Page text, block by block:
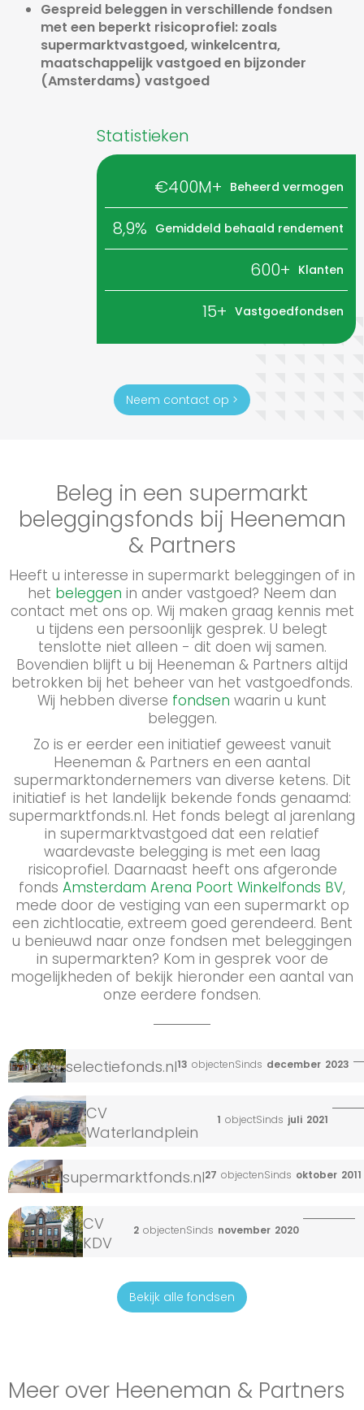
Gespreid beleggen in verschillende fondsen
met een beperkt risicoprofiel: zoals
supermarktvastgoed, winkelcentra,
maatschappelijk vastgoed en bijzonder
(Amsterdams) vastgoed
Statistieken
€400M+ Beheerd vermogen
8,9% Gemiddeld behaald rendement
600+ Klanten
15+ Vastgoedfondsen
Neem contact op >
Beleg in een supermarkt
beleggingsfonds bij Heeneman
& Partners
Heeft u interesse in supermarkt beleggingen of in
het beleggen in ander vastgoed? Neem dan
contact met ons op. Wij maken graag kennis met
u tijdens een persoonlijk gesprek. U belegt
tenslotte niet alleen - dit doen wij samen.
Bovendien blijft u bij Heeneman & Partners altijd
betrokken bij het beheer van het vastgoedfonds.
Wij hebben diverse fondsen waarin u kunt
beleggen.
Zo is er eerder een initiatief geweest vanuit
Heeneman & Partners en een aantal
supermarktondernemers van diverse ketens. Dit
initiatief is het landelijk bekende fonds genaamd:
supermarktfonds.nl. Het fonds belegt al jarenlang
in supermarktvastgoed dat een relatief
waardevaste belegging is met een laag
risicoprofiel. Daarnaast heeft ons afgeronde
fonds Amsterdam Arena Poort Winkelfonds BV,
mede door de vestiging van een supermarkt op
een zichtlocatie, extreem goed gerendeerd. Bent
u benieuwd naar onze fondsen met beleggingen
in supermarkten? Kom in gesprek voor de
mogelijkheden of bekijk hieronder een aantal van
onze eerdere fondsen.
selectiefonds.nl13 objectenSinds december 2023
CV
Waterlandplein
1 objectSinds juli 2021
supermarktfonds.nl27 objectenSinds oktober 2011
CV
KDV
2 objectenSinds november 2020
Bekijk alle fondsen
Meer over Heeneman & Partners